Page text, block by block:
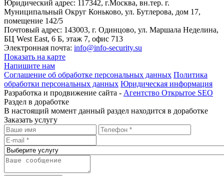
Юридический адрес: 117342, г.Москва, вн.тер. г.
Муниципальный Округ Коньково, ул. Бутлерова, дом 17,
помещение 142/5
Почтовый адрес: 143003, г. Одинцово, ул. Маршала Неделина,
БЦ West East, 6 Б, этаж 7, офис 713
Электронная почта: info@info-security.su
Показать на карте
Напишите нам
Соглашение об обработке персональных данных Политика
обработки персональных данных Юридическая информация
Разработка и продвижение сайта - Агентство Открытое SEO
Раздел в доработке
В настоящий момент данный раздел находится в доработке
Заказать услугу